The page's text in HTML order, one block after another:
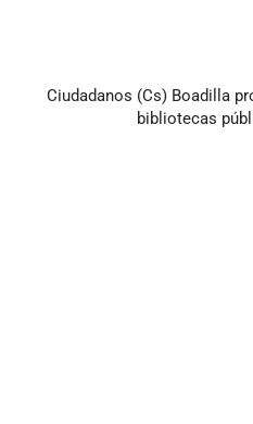
Ciudadanos (Cs) Boadilla
bibliotecas